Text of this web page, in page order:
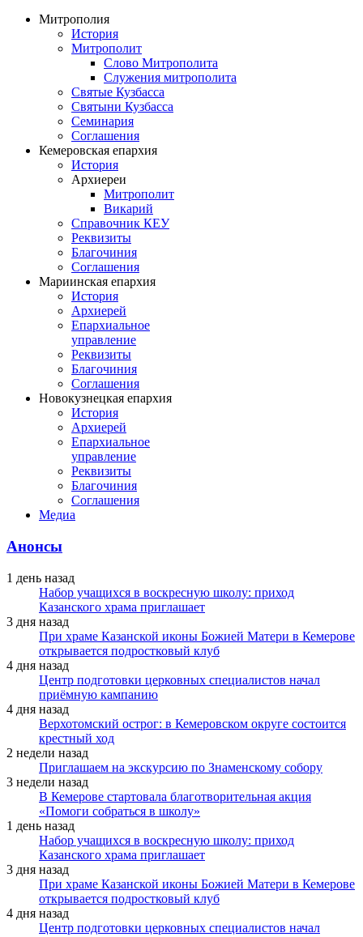
Митрополия
История
Митрополит
Слово Митрополита
Служения митрополита
Святые Кузбасса
Святыни Кузбасса
Семинария
Соглашения
Кемеровская епархия
История
Архиереи
Митрополит
Викарий
Справочник КЕУ
Реквизиты
Благочиния
Соглашения
Мариинская епархия
История
Архиерей
Епархиальное
управление
Реквизиты
Благочиния
Соглашения
Новокузнецкая епархия
История
Архиерей
Епархиальное
управление
Реквизиты
Благочиния
Соглашения
Медиа
Анонсы
1 день назад
Набор учащихся в воскресную школу: приход
Казанского храма приглашает
3 дня назад
При храме Казанской иконы Божией Матери в Кемерове
открывается подростковый клуб
4 дня назад
Центр подготовки церковных специалистов начал
приёмную кампанию
4 дня назад
Верхотомский острог: в Кемеровском округе состоится
крестный ход
2 недели назад
Приглашаем на экскурсию по Знаменскому собору
3 недели назад
В Кемерове стартовала благотворительная акция
«Помоги собраться в школу»
1 день назад
Набор учащихся в воскресную школу: приход
Казанского храма приглашает
3 дня назад
При храме Казанской иконы Божией Матери в Кемерове
открывается подростковый клуб
4 дня назад
Центр подготовки церковных специалистов начал